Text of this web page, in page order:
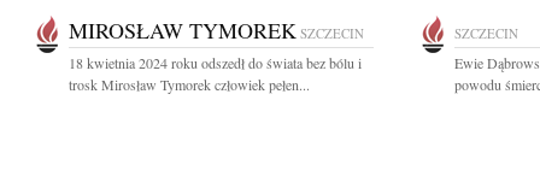
MIROSŁAW TYMOREK SZCZECIN
18 kwietnia 2024 roku odszedł do świata bez bólu i
trosk Mirosław Tymorek człowiek pełen...
SZCZECIN
Ewie
powodu